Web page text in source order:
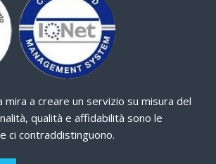
mira a creare un servizio su misura del
qualità e affidabilità sono le
ci contraddistinguono.